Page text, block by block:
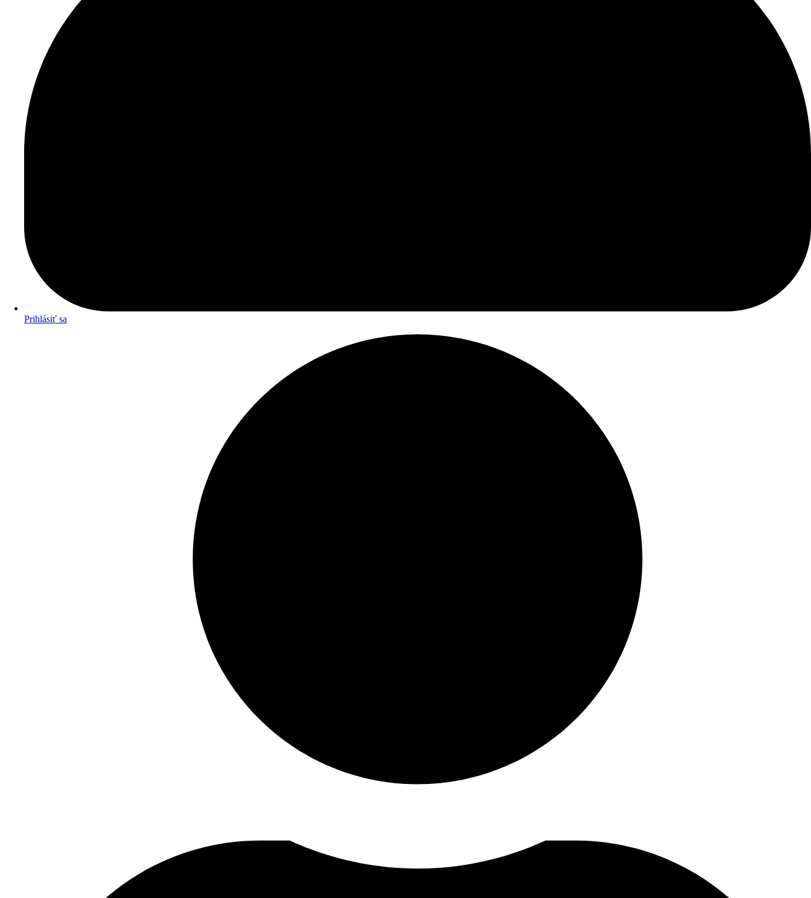
Prihlásiť sa